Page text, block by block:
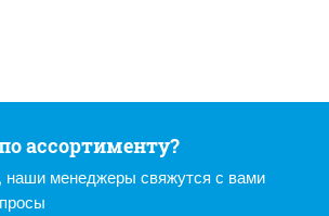
ассортименту?
наши менеджеры свяжутся с вами